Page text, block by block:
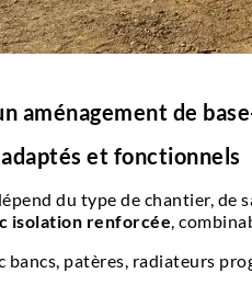
aménagement de
et fonctionnels
du type de chantier,
isolation renforcée,
bancs, patères, radiateurs